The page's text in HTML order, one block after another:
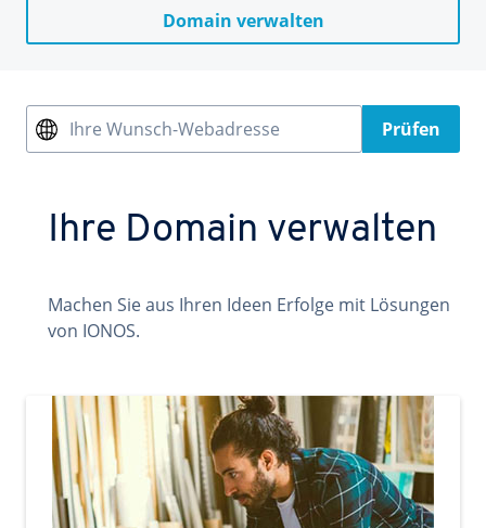
Domain verwalten
Ihre Wunsch-Webadresse Prüfen
Ihre Domain verwalten
Machen Sie aus Ihren Ideen Erfolge mit Lösungen
von IONOS.